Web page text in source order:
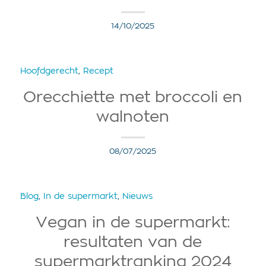
14/10/2025
Hoofdgerecht, Recept
Orecchiette met broccoli en
walnoten
08/07/2025
Blog, In de supermarkt, Nieuws
Vegan in de supermarkt:
resultaten van de
supermarktranking 2024